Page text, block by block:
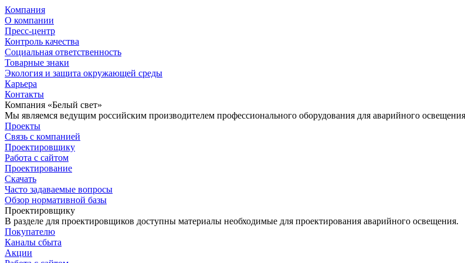
Компания
О компании
Пресс-центр
Контроль качества
Социальная ответственность
Товарные знаки
Экология и защита окружающей среды
Карьера
Контакты
Компания «Белый свет»
Мы являемся ведущим российским производителем профессионального оборудования для аварийного
Проекты
Связь с компанией
Проектировщику
Работа с сайтом
Проектирование
Скачать
Часто задаваемые вопросы
Обзор нормативной базы
Проектировщику
В разделе для проектировщиков доступны материалы необходимые для проектирования аварийного освещения.
Покупателю
Каналы сбыта
Акции